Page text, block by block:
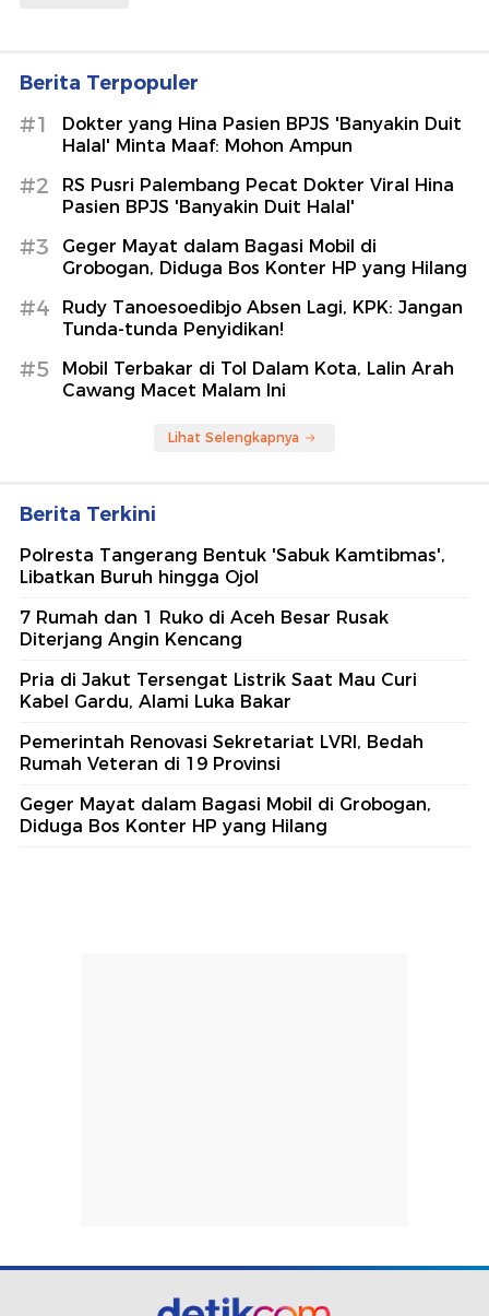
Berita Terpopuler
#1
Dokter yang Hina Pasien BPJS 'Banyakin Duit
Halal' Minta Maaf: Mohon Ampun
#2
RS Pusri Palembang Pecat Dokter Viral Hina
Pasien BPJS 'Banyakin Duit Halal'
#3
Geger Mayat dalam Bagasi Mobil di
Grobogan, Diduga Bos Konter HP yang Hilang
#4
Rudy Tanoesoedibjo Absen Lagi, KPK: Jangan
Tunda-tunda Penyidikan!
#5
Mobil Terbakar di Tol Dalam Kota, Lalin Arah
Cawang Macet Malam Ini
Lihat Selengkapnya
Berita Terkini
Polresta Tangerang Bentuk 'Sabuk Kamtibmas',
Libatkan Buruh hingga Ojol
7 Rumah dan 1 Ruko di Aceh Besar Rusak
Diterjang Angin Kencang
Pria di Jakut Tersengat Listrik Saat Mau Curi
Kabel Gardu, Alami Luka Bakar
Pemerintah Renovasi Sekretariat LVRI, Bedah
Rumah Veteran di 19 Provinsi
Geger Mayat dalam Bagasi Mobil di Grobogan,
Diduga Bos Konter HP yang Hilang